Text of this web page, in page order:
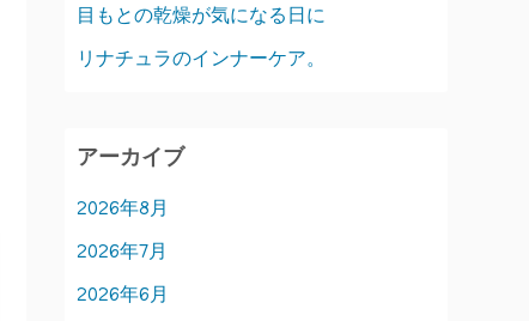
目もとの乾燥が気になる日に
リナチュラのインナーケア。
アーカイブ
2026年8月
2026年7月
2026年6月